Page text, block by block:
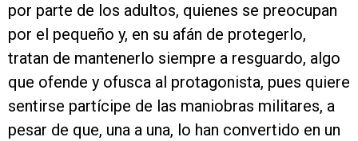
por parte de los adultos, quienes se preocupan
por el pequeño y, en su afán de protegerlo,
tratan de mantenerlo siempre a resguardo, algo
que ofende y ofusca al protagonista, pues quiere
sentirse partícipe de las maniobras militares, a
pesar de que, una a una, lo han convertido en un